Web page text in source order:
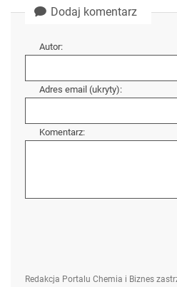
Dodaj komentarz
Autor:
Adres email (ukryty):
Komentarz:
Redakcja Portalu Chemia i Biznes